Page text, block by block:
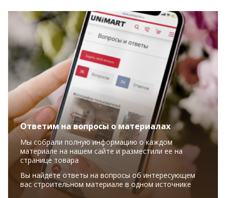
Ответим на вопросы о материалах
Мы собрали полную информацию о каждом
материале на нашем сайте и разместили ее на
странице товара
Вы найдете ответы на вопросы об интересующем
вас строительном материале в одном источнике